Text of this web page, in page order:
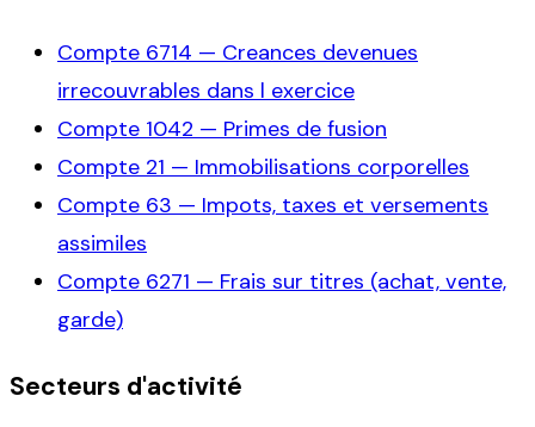
Compte 6714 — Creances devenues
irrecouvrables dans l exercice
Compte 1042 — Primes de fusion
Compte 21 — Immobilisations corporelles
Compte 63 — Impots, taxes et versements
assimiles
Compte 6271 — Frais sur titres (achat, vente,
garde)
Secteurs d'activité